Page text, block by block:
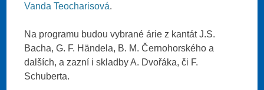
Vanda Teocharisová.
Na programu budou vybrané árie z kantát J.S.
Bacha, G. F. Händela, B. M. Černohorského a
dalších, a zazní i skladby A. Dvořáka, či F.
Schuberta.